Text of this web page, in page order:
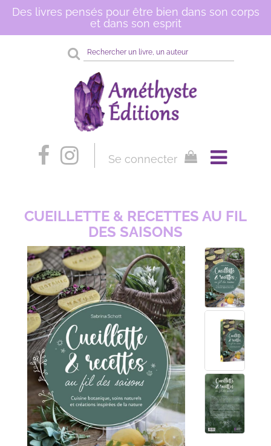
Des livres pensés pour être bien dans son corps
et dans son esprit
Rechercher
sur
site
Se connecter
CUEILLETTE & RECETTES AU FIL
DES SAISONS